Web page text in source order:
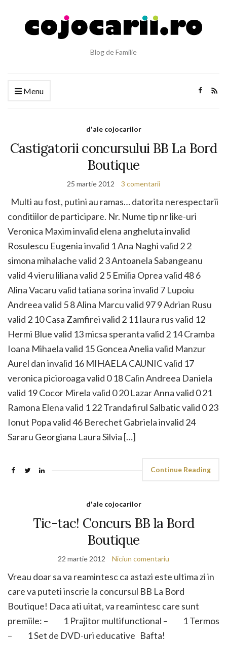
Blog de Familie
Menu
d'ale cojocarilor
Castigatorii concursului BB La Bord
Boutique
25 martie 2012 3 comentarii
Multi au fost, putini au ramas… datorita nerespectarii
conditiilor de participare. Nr. Nume tip nr like-uri
Veronica Maxim invalid elena angheluta invalid
Rosulescu Eugenia invalid 1 Ana Naghi valid 2 2
simona mihalache valid 2 3 Antoanela Sabangeanu
valid 4 vieru liliana valid 2 5 Emilia Oprea valid 48 6
Alina Vacaru valid tatiana sorina invalid 7 Lupoiu
Andreea valid 5 8 Alina Marcu valid 97 9 Adrian Rusu
valid 2 10 Casa Zamfirei valid 2 11 laura rus valid 12
Hermi Blue valid 13 micsa speranta valid 2 14 Cramba
Ioana Mihaela valid 15 Goncea Anelia valid Manzur
Aurel dan invalid 16 MIHAELA CAUNIC valid 17
veronica picioroaga valid 0 18 Calin Andreea Daniela
valid 19 Cocor Mirela valid 0 20 Lazar Anna valid 0 21
Ramona Elena valid 1 22 Trandafirul Salbatic valid 0 23
Ionut Popa valid 46 Berechet Gabriela invalid 24
Sararu Georgiana Laura Silvia […]
Continue Reading
d'ale cojocarilor
Tic-tac! Concurs BB la Bord
Boutique
22 martie 2012 Niciun comentariu
Vreau doar sa va reamintesc ca astazi este ultima zi in
care va puteti inscrie la concursul BB La Bord
Boutique! Daca ati uitat, va reamintesc care sunt
premiile: – 1 Prajitor multifunctional – 1 Termos
– 1 Set de DVD-uri educative Bafta!